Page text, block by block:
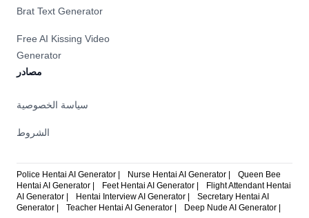
Brat Text Generator
Free AI Kissing Video
Generator
مصادر
سياسة الخصوصية
الشروط
Police Hentai AI Generator | Nurse Hentai AI Generator |
Queen Bee
Hentai AI Generator |
Feet Hentai AI Generator |
Flight Attendant Hentai
AI Generator |
Hentai Interview AI Generator |
Secretary Hentai AI
Generator |
Teacher Hentai AI Generator | Deep Nude AI Generator |